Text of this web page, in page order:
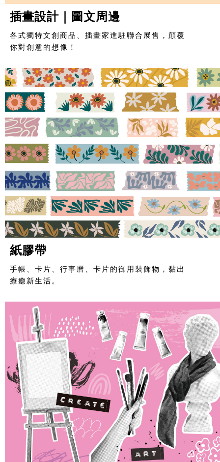
插畫設計｜圖文周邊
各式獨特文創商品、插畫家進駐聯合展售，顛覆
你對創意的想像！
紙膠帶
手帳、卡片、行事曆、卡片的御用裝飾物，黏出
療癒新生活。